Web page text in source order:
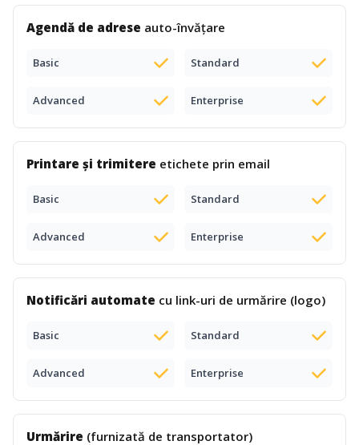
Agendă de adrese auto-învățare
Basic Standard
Advanced Enterprise
Printare și trimitere etichete prin email
Basic Standard
Advanced Enterprise
Notificări automate cu link-uri de urmărire (logo)
Basic Standard
Advanced Enterprise
Urmărire (furnizată de transportator)